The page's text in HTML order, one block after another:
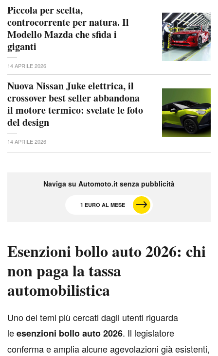
Piccola per scelta,
controcorrente per natura. Il
Modello Mazda che sfida i
giganti
14 APRILE 2026
Nuova Nissan Juke elettrica, il
crossover best seller abbandona
il motore termico: svelate le foto
del design
14 APRILE 2026
Naviga su Automoto.it senza pubblicità
1 EURO AL MESE
Esenzioni bollo auto 2026: chi
non paga la tassa
automobilistica
Uno dei temi più cercati dagli utenti riguarda
leesenzioni bollo auto 2026. Il legislatore
conferma e amplia alcune agevolazioni già esistenti,